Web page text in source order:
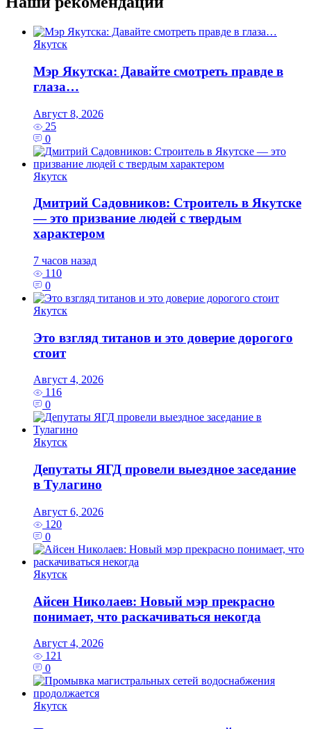
Якутск
Мэр Якутска: Давайте смотреть правде в
глаза…
Август 8, 2026
25
0
Якутск
Дмитрий Садовников: Строитель в Якутске
— это призвание людей с твердым
характером
7 часов назад
110
0
Якутск
Это взгляд титанов и это доверие дорогого
стоит
Август 4, 2026
116
0
Якутск
Депутаты ЯГД провели выездное заседание
в Тулагино
Август 6, 2026
120
0
Якутск
Айсен Николаев: Новый мэр прекрасно
понимает, что раскачиваться некогда
Август 4, 2026
121
0
Якутск